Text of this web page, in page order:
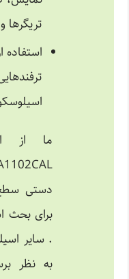
تریگرها
دستی
برای بحث
. سایر
به نظر